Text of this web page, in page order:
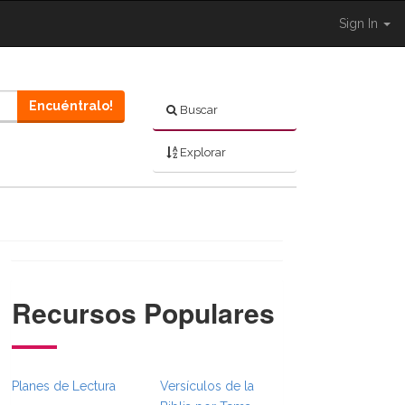
Sign In
Buscar
Explorar
Encuéntralo!
}} }}
Recursos Populares
Planes de Lectura
Versículos de la